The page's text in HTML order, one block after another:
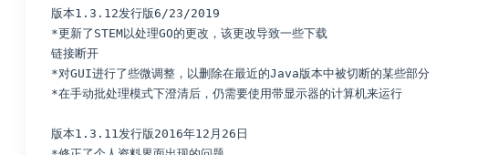
版本1.3.12发行版6/23/2019
*更新了STEM以处理GO的更改，该更改导致一些下载
链接断开
*对GUI进行了些微调整，以删除在最近的Java版本中被切断的某些部分
*在手动批处理模式下澄清后，仍需要使用带显示器的计算机来运行
版本1.3.11发行版2016年12月26日